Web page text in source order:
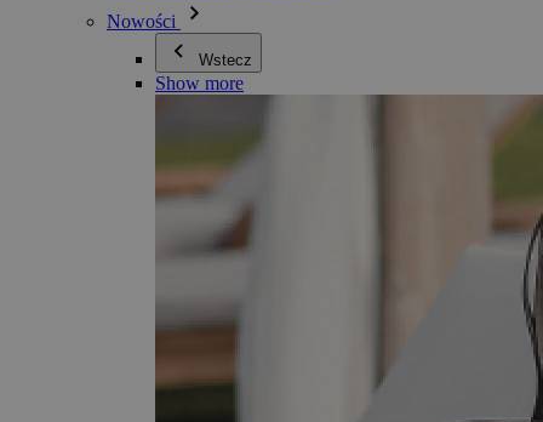
Nowości
Wstecz
Show more